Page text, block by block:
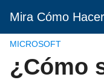
Mira Cómo
MICROSOFT
¿Cómo